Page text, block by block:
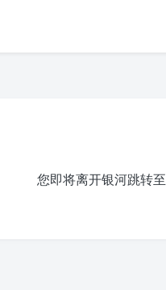
您即将离开银河跳转至